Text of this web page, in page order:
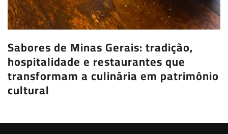
Sabores de Minas Gerais: tradição,
hospitalidade e restaurantes que
transformam a culinária em patrimônio
cultural